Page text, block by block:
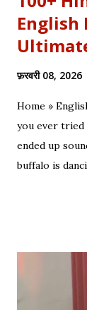
English
फ़रवरी 08, 2026
Home »
you ever tried
ended up
buffalo is
Stop Saying
English
next exam.